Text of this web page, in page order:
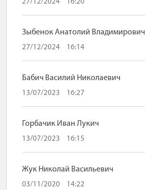
27/12/2024 16:20
Зыбенок Анатолий Владимирович
27/12/2024 16:14
Бабич Василий Николаевич
13/07/2023 16:27
Горбачик Иван Лукич
13/07/2023 16:15
Жук Николай Васильевич
03/11/2020 14:22